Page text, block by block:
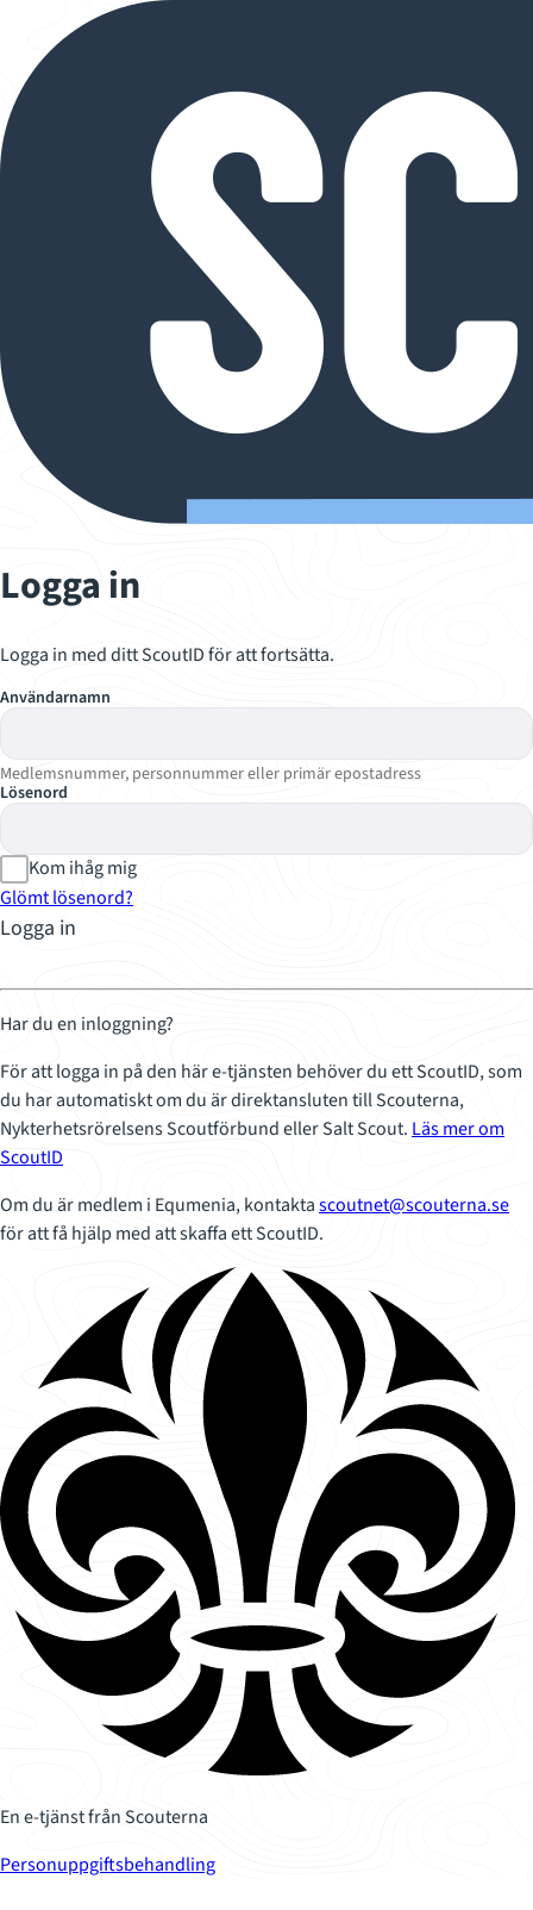
Logga in
Logga in med ditt ScoutID för att fortsätta.
Användarnamn
Medlemsnummer, personnummer eller primär epostadress
Lösenord
Kom ihåg mig
Glömt lösenord?
Logga in
Har du en inloggning?
För att logga in på den här e-tjänsten behöver du ett ScoutID, som
du har automatiskt om du är direktansluten till Scouterna,
Nykterhetsrörelsens Scoutförbund eller Salt Scout. Läs mer om
ScoutID
Om du är medlem i Equmenia, kontaktascoutnet@scouterna.se
för att få hjälp med att skaffa ett ScoutID.
En e-tjänst från Scouterna
Personuppgiftsbehandling